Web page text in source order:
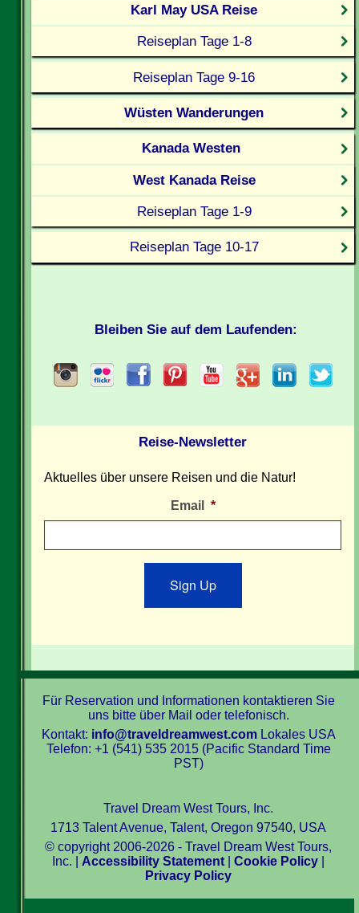
Karl May USA Reise
Reiseplan Tage 1-8
Reiseplan Tage 9-16
Wüsten Wanderungen
Kanada Westen
West Kanada Reise
Reiseplan Tage 1-9
Reiseplan Tage 10-17
Bleiben Sie auf dem Laufenden:
Reise-Newsletter
Aktuelles über unsere Reisen und die Natur!
Email *
Sign Up
Für Reservation und Informationen kontaktieren Sie
uns bitte über Mail oder telefonisch.
Kontakt: info@traveldreamwest.comLokales USA
Telefon: +1 (541) 535 2015 (Pacific Standard Time
PST)
Travel Dream West Tours, Inc.
1713 Talent Avenue, Talent, Oregon 97540, USA
© copyright 2006-2026 - Travel Dream West Tours,
Inc. | Accessibility Statement |Cookie Policy
Privacy Policy